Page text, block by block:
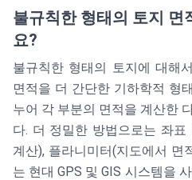
불규칙한 형태의 토지 면
요?
불규칙한 형태의 토지에 대해
면적을 더 간단한 기하학적 형
누어 각 부분의 면적을 계산한
다. 더 정밀한 방법으로는 좌
계산), 플라니미터(지도에서 면
는 현대 GPS 및 GIS 시스템을